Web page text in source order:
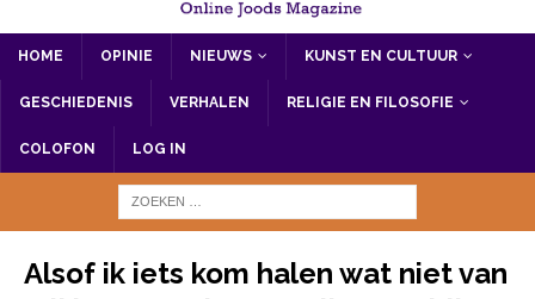
HOME OPINIE NIEUWS KUNST EN CULTUUR
GESCHIEDENIS VERHALEN RELIGIE EN FILOSOFIE
COLOFON LOG IN
Alsof ik iets kom halen wat niet van